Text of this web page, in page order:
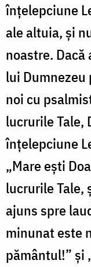
înțelepciune
ale altuia, și
noastre.
lui
noi cu
lucrurile Tale,
înțelepciune
„Mare ești
lucrurile Tale,
ajuns spre
minunat este
pământul!” și